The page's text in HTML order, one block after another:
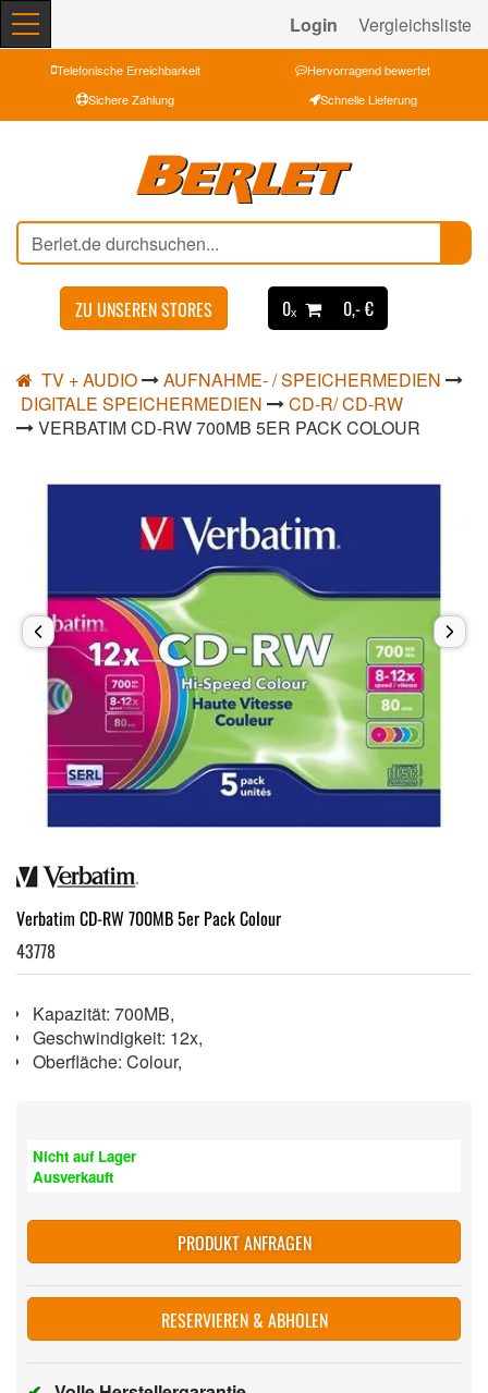
Login Vergleichsliste
Telefonische Erreichbarkeit
Hervorragend bewertet
Sichere Zahlung
Schnelle Lieferung
ZU UNSEREN STORES 0ₓ 0,- €
TV + AUDIO
AUFNAHME- / SPEICHERMEDIEN
DIGITALE SPEICHERMEDIEN
CD-R/ CD-RW
VERBATIM CD-RW 700MB 5ER PACK COLOUR
Verbatim CD-RW 700MB 5er Pack Colour
43778
Kapazität: 700MB,
Geschwindigkeit: 12x,
Oberfläche: Colour,
Nicht auf Lager
Ausverkauft
PRODUKT ANFRAGEN
RESERVIEREN & ABHOLEN